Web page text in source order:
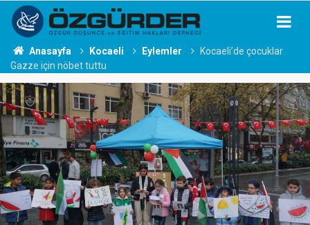
Anasayfa Kocaeli Eylemler
Kocaeli’de çocuklar
Gazze için nöbet tuttu